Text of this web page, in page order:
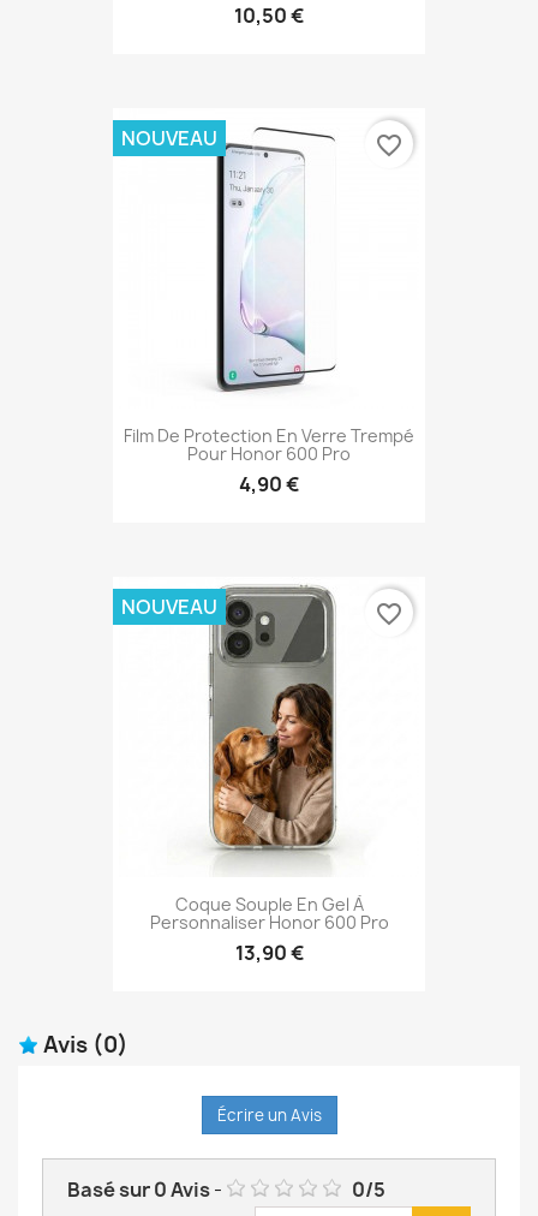
10,50 €
Film De Protection En Verre Trempé
Pour Honor 600 Pro
4,90 €
NOUVEAU favorite_border
Coque Souple En Gel À
Personnaliser Honor 600 Pro
13,90 €
NOUVEAU favorite_border
Avis (0)
Écrire un Avis
Basé sur0Avis- 0/5